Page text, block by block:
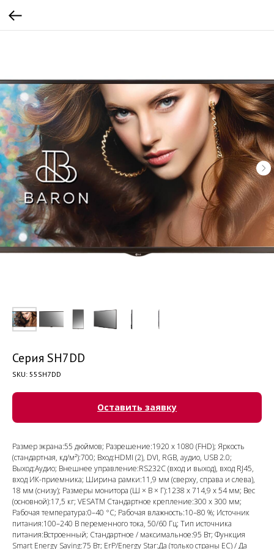
Серия SH7DD
SKU: 55SH7DD
Оставить заявку
Размер экрана:55 дюймов; Разрешение:1920 x 1080 (FHD); Яркость
(стандартная, кд/м²):700; Вход:HDMI (2), DVI, RGB, аудио, USB 2.0;
Выход:Аудио; Внешнее управление:RS232C (вход и выход), вход RJ45,
вход ИК-приемника; Ширина рамки:11,9 мм (сверху, справа и слева),
18 мм (снизу); Размеры монитора (Ш × В × Г):1238 x 714,9 x 54 мм; Вес
(основной):17,5 кг; VESATM Стандартное крепление:300 x 300 мм;
Рабочая температура:0–40 °C; Рабочая влажность:10–80 %; Источник
питания:100–240 В переменного тока, 50/60 Гц; Тип источника
питания:Встроенный; Стандартное / максимальное:95 Вт; Функция
Smart Energy Saving:75 Вт; ErP/Energy Star:Да (только страны ЕС) / Да